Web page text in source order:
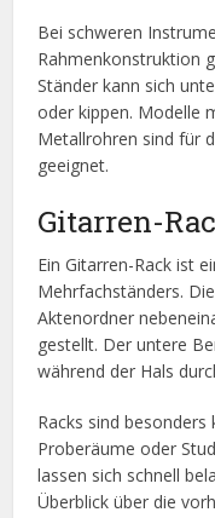
Bei schweren
Rahmenkonstruktion
Ständer kann sich
oder kippen. Modelle
Metallrohren sind für
geeignet.
Gitarren-
Ein Gitarren-Rack ist
Mehrfachständers.
Aktenordner
gestellt. Der untere
während der Hals
Racks sind
Proberäume oder
lassen sich schnell
Überblick über die